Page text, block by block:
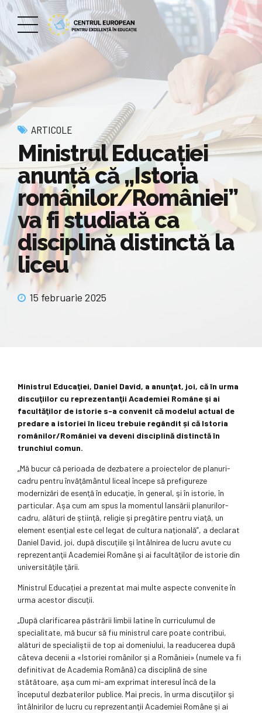
ARTICOLE
Ministrul Educaţiei
anunță că „Istoria
românilor/României”
va fi studiată ca
disciplină distinctă la
liceu
15 februarie 2025
Ministrul Educaţiei, Daniel David, a anunţat, joi, că în urma
discuţiilor cu reprezentanţii Academiei Române şi ai
facultăţilor de istorie s-a convenit că modelul actual de
predare a istoriei în liceu trebuie regândit și că Istoria
românilor/României va deveni disciplină distinctă în
trunchiul comun.
„Mă bucur că perioada de dezbatere a proiectelor de planuri-
cadru pentru învăţământul liceal începe să prefigureze
modernizări de esenţă în educaţie, în general, şi în istorie, în
particular. Aşa cum am spus la momentul lansării planurilor-
cadru, alături de ştiinţă, religie şi pregătire pentru viaţă, un
element esenţial este cel legat de cultura naţională”, a declarat
Daniel David, joi, după discuţiile şi întâlnirea de lucru avute cu
reprezentanţii Academiei Române şi ai facultăţilor de istorie din
universităţile ţării.
Ministrul Educației a prezentat mai multe aspecte convenite în
urma acestor discuţii.
„După clarificarea păstrării limbii latine în curriculumul de
specialitate, mă bucur să fiu ministrul care poate contribui,
alături de specialiştii de top ai domeniului, la readucerea după
câteva decenii a «Istoriei românilor şi a României» (numele va fi
definitivat de Academia Română) ca disciplină de sine
stătătoare, aşa cum mi-am exprimat interesul încă de la
începutul dezbaterilor publice. Mai precis, în urma discuţiilor şi
întâlnirilor de lucru cu reprezentanţii Academiei Române şi ai